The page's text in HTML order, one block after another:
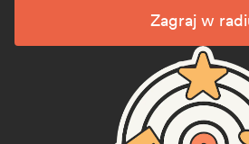
Zagraj w